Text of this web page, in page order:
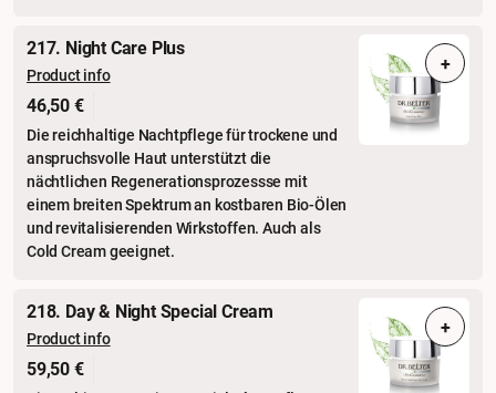
217. Night Care Plus
Product info
46,50 €
Die reichhaltige Nachtpflege für trockene und
an­spruchsvolle Haut unterstützt die
nächtlichen Regenerationsprozessse mit
einem breiten Spektrum an kostbaren Bio-Ölen
und revitalisierenden Wirk­stoffen. Auch als
Cold Cream geeignet.
+
218. Day & Night Special Cream
Product info
59,50 €
+